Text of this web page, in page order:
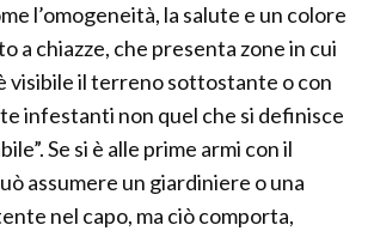
l’omogeneità, la salute e un colore
a chiazze, che presenta zone in cui
visibile il terreno sottostante o con
infestanti non quel che si definisce
Se si è alle prime armi con il
assumere un giardiniere o una
nel capo, ma ciò comporta,